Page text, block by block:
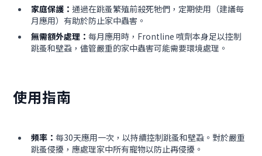
家庭保護：通過在跳蚤繁殖前殺死牠們，定期使用（建議每
月應用）有助於防止家中蟲害。
無需額外處理：每月應用時，Frontline 噴劑本身足以控制
跳蚤和壁蝨，儘管嚴重的家中蟲害可能需要環境處理。
使用指南
頻率：每30天應用一次，以持續控制跳蚤和壁蝨。對於嚴重
跳蚤侵擾，應處理家中所有寵物以防止再侵擾。